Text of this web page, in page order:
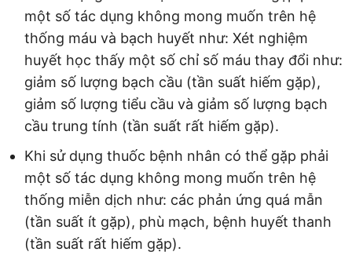
một số tác dụng không mong muốn trên hệ
thống máu và bạch huyết như: Xét nghiệm
huyết học thấy một số chỉ số máu thay đổi như:
giảm số lượng bạch cầu (tần suất hiếm gặp),
giảm số lượng tiểu cầu và giảm số lượng bạch
cầu trung tính (tần suất rất hiếm gặp).
Khi sử dụng thuốc bệnh nhân có thể gặp phải
một số tác dụng không mong muốn trên hệ
thống miễn dịch như: các phản ứng quá mẫn
(tần suất ít gặp), phù mạch, bệnh huyết thanh
(tần suất rất hiếm gặp).